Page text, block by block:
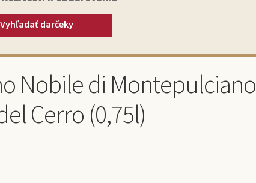
Vyhľadať darčeky
Nobile di Montepulciano
Cerro (0,75l)